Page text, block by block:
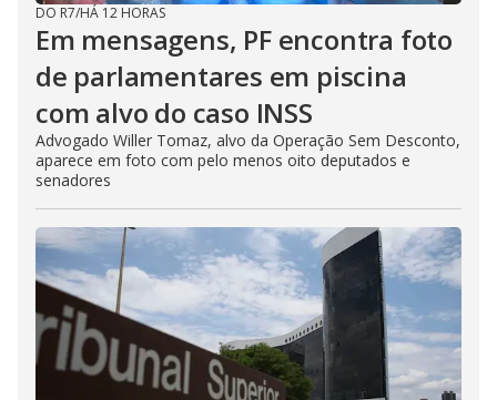
DO R7/HÁ 12 HORAS
Em mensagens, PF encontra foto
de parlamentares em piscina
com alvo do caso INSS
Advogado Willer Tomaz, alvo da Operação Sem Desconto,
aparece em foto com pelo menos oito deputados e
senadores